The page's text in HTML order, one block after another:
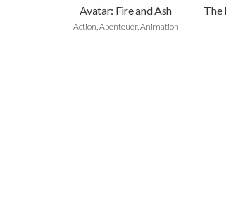
Avatar: Fire and Ash
Action, Abenteuer, Animation